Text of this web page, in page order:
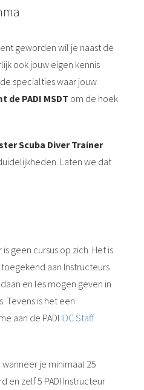
geworden wil je naast de
ook jouw eigen kennis
specialties waar jouw
de PADI MSDT om de hoek
Scuba Diver Trainer
Laten we dat
geen cursus op zich. Het is
aan Instructeurs
en les mogen geven in
Tevens is het een
aan de PADI IDC Staff
wanneer je minimaal 25
en zelf 5 PADI Instructeur